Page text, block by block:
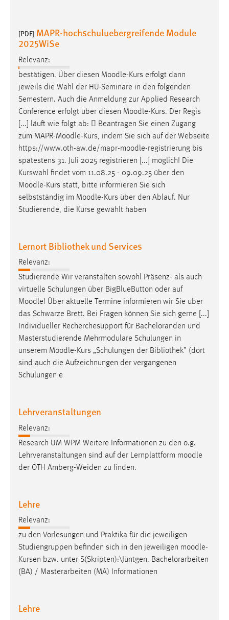
[PDF] MAPR-hochschuluebergreifende Module
2025WiSe
Relevanz:
bestätigen. Über diesen Moodle-Kurs erfolgt dann
jeweils die Wahl der HÜ-Seminare in den folgenden
Semestern. Auch die Anmeldung zur Applied Research
Conference erfolgt über diesen Moodle-Kurs. Der Regis
[...] läuft wie folgt ab:  Beantragen Sie einen Zugang
zum MAPR-Moodle-Kurs, indem Sie sich auf der Webseite
https://www.oth-aw.de/mapr-moodle-registrierung bis
spätestens 31. Juli 2025 registrieren [...] möglich! Die
Kurswahl findet vom 11.08.25 - 09.09.25 über den
Moodle-Kurs statt, bitte informieren Sie sich
selbstständig im Moodle-Kurs über den Ablauf. Nur
Studierende, die Kurse gewählt haben
Lernort Bibliothek und Services
Relevanz:
Studierende Wir veranstalten sowohl Präsenz- als auch
virtuelle Schulungen über BigBlueButton oder auf
Moodle! Über aktuelle Termine informieren wir Sie über
das Schwarze Brett. Bei Fragen können Sie sich gerne [...]
Individueller Recherchesupport für Bacheloranden und
Masterstudierende Mehrmodulare Schulungen in
unserem Moodle-Kurs „Schulungen der Bibliothek” (dort
sind auch die Aufzeichnungen der vergangenen
Schulungen e
Lehrveranstaltungen
Relevanz:
Research UM WPM Weitere Informationen zu den o.g.
Lehrveranstaltungen sind auf der Lernplattform moodle
der OTH Amberg-Weiden zu finden.
Lehre
Relevanz:
zu den Vorlesungen und Praktika für die jeweiligen
Studiengruppen befinden sich in den jeweiligen moodle-
Kursen bzw. unter S(Skripten):\Jüntgen. Bachelorarbeiten
(BA) / Masterarbeiten (MA) Informationen
Lehre